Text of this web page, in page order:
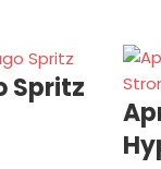
Spritz